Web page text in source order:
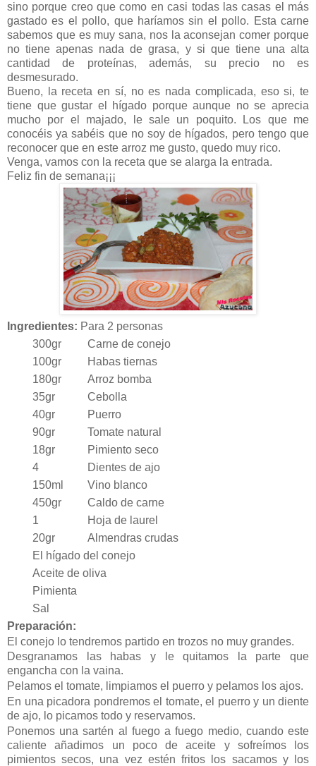
sino porque creo que como en casi todas las casas el más
gastado es el pollo, que haríamos sin el pollo. Esta carne
sabemos que es muy sana, nos la aconsejan comer porque
no tiene apenas nada de grasa, y si que tiene una alta
cantidad de proteínas, además, su precio no es
desmesurado.
Bueno, la receta en sí, no es nada complicada, eso si, te
tiene que gustar el hígado porque aunque no se aprecia
mucho por el majado, le sale un poquito. Los que me
conocéis ya sabéis que no soy de hígados, pero tengo que
reconocer que en este arroz me gusto, quedo muy rico.
Venga, vamos con la receta que se alarga la entrada.
Feliz fin de semana¡¡¡
Ingredientes: Para 2 personas
300gr
Carne de conejo
100gr
Habas tiernas
180gr
Arroz bomba
35gr
Cebolla
40gr
Puerro
90gr
Tomate natural
18gr
Pimiento seco
4
Dientes de ajo
150ml
Vino blanco
450gr
Caldo de carne
1
Hoja de laurel
20gr
Almendras crudas
El hígado del conejo
Aceite de oliva
Pimienta
Sal
Preparación:
El conejo lo tendremos partido en trozos no muy grandes.
Desgranamos las habas y le quitamos la parte que
engancha con la vaina.
Pelamos el tomate, limpiamos el puerro y pelamos los ajos.
En una picadora pondremos el tomate, el puerro y un diente
de ajo, lo picamos todo y reservamos.
Ponemos una sartén al fuego a fuego medio, cuando este
caliente añadimos un poco de aceite y sofreímos los
pimientos secos, una vez estén fritos los sacamos y los